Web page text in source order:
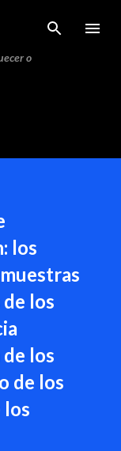
ao contido principal
o
los
los
los
de los
los